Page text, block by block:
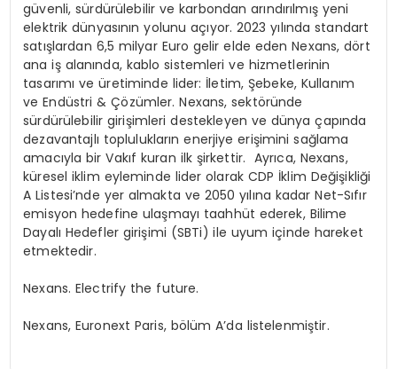
güvenli, sürdürülebilir ve karbondan arındırılmış yeni
elektrik dünyasının yolunu açıyor. 2023 yılında standart
satışlardan 6,5 milyar Euro gelir elde eden Nexans, dört
ana iş alanında, kablo sistemleri ve hizmetlerinin
tasarımı ve üretiminde lider: İletim, Şebeke, Kullanım
ve Endüstri & Çözümler. Nexans, sektöründe
sürdürülebilir girişimleri destekleyen ve dünya çapında
dezavantajlı toplulukların enerjiye erişimini sağlama
amacıyla bir Vakıf kuran ilk şirkettir. Ayrıca, Nexans,
küresel iklim eyleminde lider olarak CDP İklim Değişikliği
A Listesi’nde yer almakta ve 2050 yılına kadar Net-Sıfır
emisyon hedefine ulaşmayı taahhüt ederek, Bilime
Dayalı Hedefler girişimi (SBTi) ile uyum içinde hareket
etmektedir.
Nexans. Electrify the future.
Nexans, Euronext Paris, bölüm A’da listelenmiştir.